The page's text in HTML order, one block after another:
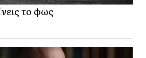
το φως